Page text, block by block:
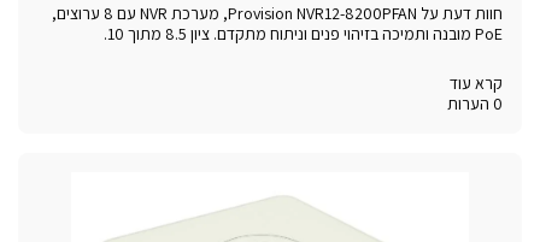
חוות דעת על Provision NVR12-8200PFAN, מערכת NVR עם 8 ערוצים,
PoE מובנה ותמיכה בזיהוי פנים וניתוח מתקדם. ציון 8.5 מתוך 10.
קרא עוד
0 הערות